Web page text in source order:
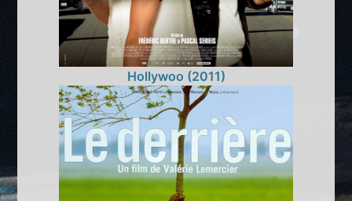
Hollywoo (2011)